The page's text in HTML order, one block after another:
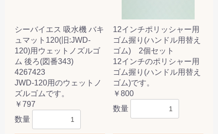
シーバイエス 吸水機 バキ
ュマット120(旧:JWD-
120)用ウェットノズルゴ
ム 後ろ(図番343)
4267423
JWD-120用のウェットノ
ズルゴムです。
￥797
数量
12インチポリッシャー用
ゴム握り(ハンドル用替え
ゴム) 2個セット
12インチのポリシャー用
ゴム握り(ハンドル用替え
ゴム)です。
￥800
数量